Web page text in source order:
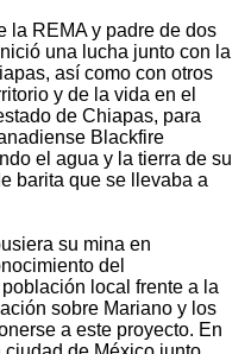
la REMA y padre de dos
una lucha junto con la
así como con otros
y de la vida en el
de Chiapas, para
Blackfire
el agua y la tierra de su
barita que se llevaba a
su mina en
del
local frente a la
sobre Mariano y los
a este proyecto. En